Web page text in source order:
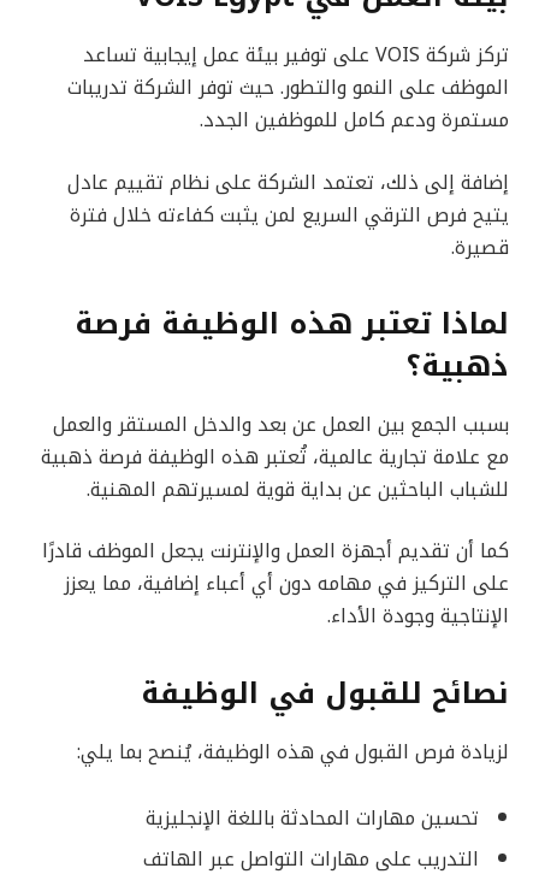
تركز شركة VOIS على توفير بيئة عمل إيجابية تساعد
الموظف على النمو والتطور. حيث توفر الشركة تدريبات
مستمرة ودعم كامل للموظفين الجدد.
إضافة إلى ذلك، تعتمد الشركة على نظام تقييم عادل
يتيح فرص الترقي السريع لمن يثبت كفاءته خلال فترة
قصيرة.
لماذا تعتبر هذه الوظيفة فرصة
ذهبية؟
بسبب الجمع بين العمل عن بعد والدخل المستقر والعمل
مع علامة تجارية عالمية، تُعتبر هذه الوظيفة فرصة ذهبية
للشباب الباحثين عن بداية قوية لمسيرتهم المهنية.
كما أن تقديم أجهزة العمل والإنترنت يجعل الموظف قادرًا
على التركيز في مهامه دون أي أعباء إضافية، مما يعزز
الإنتاجية وجودة الأداء.
نصائح للقبول في الوظيفة
لزيادة فرص القبول في هذه الوظيفة، يُنصح بما يلي:
تحسين مهارات المحادثة باللغة الإنجليزية
التدريب على مهارات التواصل عبر الهاتف